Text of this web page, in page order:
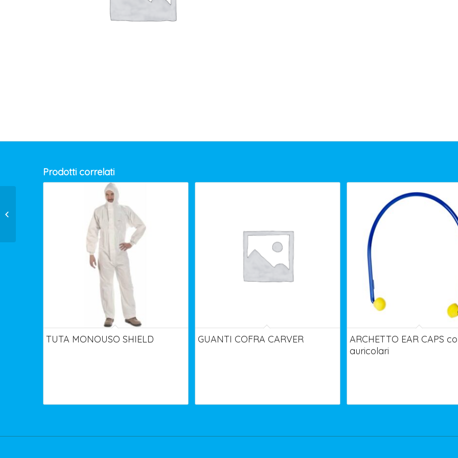
Prodotti correlati
TUTA MONOUSO SHIELD GUANTI COFRA CARVER
ARCHETTO EAR CAPS
auricolari
GUANTI ABRAGRIP G603 MIS 8